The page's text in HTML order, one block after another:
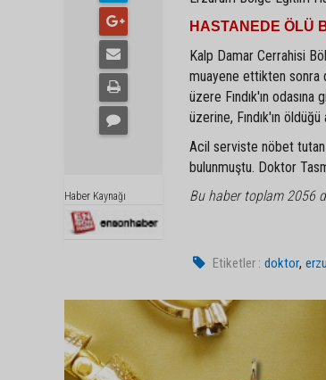
Haber Kaynağı
HASTANEDE ÖLÜ
Kalp Damar Cerrahisi
muayene ettikten sonra
üzere Fındık'ın
üzerine, Fındık'ın öldüğü
Acil serviste nöbet tutan
bulunmuştu. Doktor
Bu haber toplam 2056
Etiketler : doktor,